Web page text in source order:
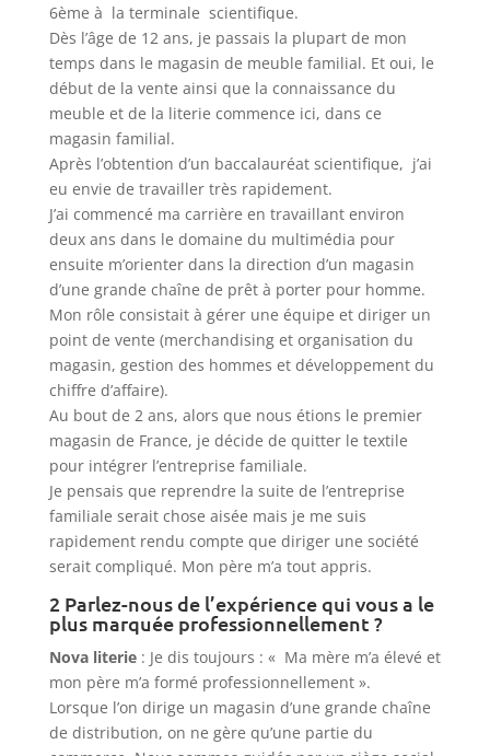
6ème à la terminale scientifique.
Dès l’âge de 12 ans, je passais la plupart de mon
temps dans le magasin de meuble familial. Et oui, le
début de la vente ainsi que la connaissance du
meuble et de la literie commence ici, dans ce
magasin familial.
Après l’obtention d’un baccalauréat scientifique, j’ai
eu envie de travailler très rapidement.
J’ai commencé ma carrière en travaillant environ
deux ans dans le domaine du multimédia pour
ensuite m’orienter dans la direction d’un magasin
d’une grande chaîne de prêt à porter pour homme.
Mon rôle consistait à gérer une équipe et diriger un
point de vente (merchandising et organisation du
magasin, gestion des hommes et développement du
chiffre d’affaire).
Au bout de 2 ans, alors que nous étions le premier
magasin de France, je décide de quitter le textile
pour intégrer l’entreprise familiale.
Je pensais que reprendre la suite de l’entreprise
familiale serait chose aisée mais je me suis
rapidement rendu compte que diriger une société
serait compliqué. Mon père m’a tout appris.
2 Parlez-nous de l’expérience qui vous a le
plus marquée professionnellement ?
Nova literie: Je dis toujours : « Ma mère m’a élevé et
mon père m’a formé professionnellement ».
Lorsque l’on dirige un magasin d’une grande chaîne
de distribution, on ne gère qu’une partie du